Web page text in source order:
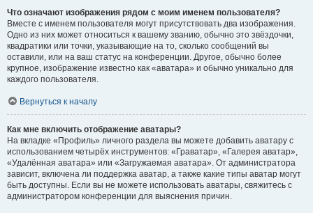
Что означают изображения рядом с моим именем пользователя?
Вместе с именем пользователя могут присутствовать два изображения.
Одно из них может относиться к вашему званию, обычно это звёздочки,
квадратики или точки, указывающие на то, сколько сообщений вы
оставили, или на ваш статус на конференции. Другое, обычно более
крупное, изображение известно как «аватара» и обычно уникально для
каждого пользователя.
Вернуться к началу
Как мне включить отображение аватары?
На вкладке «Профиль» личного раздела вы можете добавить аватару с
использованием четырёх инструментов: «Граватар», «Галерея аватар»,
«Удалённая аватара» или «Загружаемая аватара». От администратора
зависит, включена ли поддержка аватар, а также какие типы аватар могут
быть доступны. Если вы не можете использовать аватары, свяжитесь с
администратором конференции для выяснения причин.